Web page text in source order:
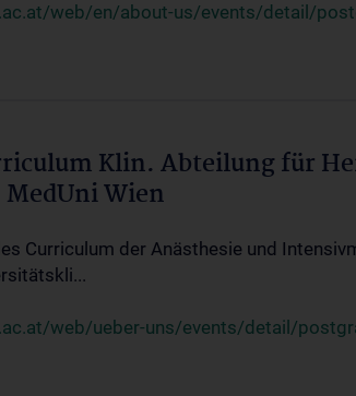
web/en/about-us/events/detail/
Klin. Abteilung für
Wien
Curriculum der Anästhesie und
web/ueber-uns/events/detail/